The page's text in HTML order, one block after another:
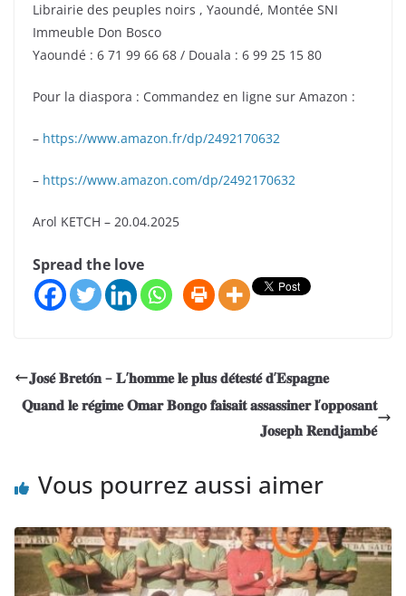
Librairie des peuples noirs , Yaoundé, Montée SNI
Immeuble Don Bosco
Yaoundé : 6 71 99 66 68 / Douala : 6 99 25 15 80
Pour la diaspora : Commandez en ligne sur Amazon :
– https://www.amazon.fr/dp/2492170632
– https://www.amazon.com/dp/2492170632
Arol KETCH – 20.04.2025
Spread the love
𝐉𝐨𝐬𝐞́ 𝐁𝐫𝐞𝐭𝐨́𝐧 – 𝐋’𝐡𝐨𝐦𝐦𝐞 𝐥𝐞 𝐩𝐥𝐮𝐬 𝐝𝐞́𝐭𝐞𝐬𝐭𝐞́ 𝐝’𝐄𝐬𝐩𝐚𝐠𝐧𝐞
𝐐𝐮𝐚𝐧𝐝 𝐥𝐞 𝐫𝐞́𝐠𝐢𝐦𝐞 𝐎𝐦𝐚𝐫 𝐁𝐨𝐧𝐠𝐨 𝐟𝐚𝐢𝐬𝐚𝐢𝐭 𝐚𝐬𝐬𝐚𝐬𝐬𝐢𝐧𝐞𝐫 𝐥’𝐨𝐩𝐩𝐨𝐬𝐚𝐧𝐭
𝐉𝐨𝐬𝐞𝐩𝐡 𝐑𝐞𝐧𝐝𝐣𝐚𝐦𝐛𝐞́
Vous pourrez aussi aimer